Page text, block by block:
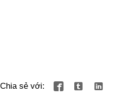
sẻ với:   